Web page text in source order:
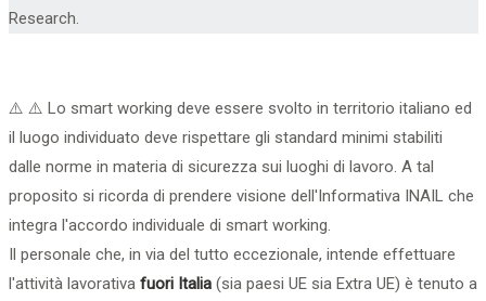
Research.
⚠️ ⚠️ Lo smart working deve essere svolto in territorio italiano ed
il luogo individuato deve rispettare gli standard minimi stabiliti
dalle norme in materia di sicurezza sui luoghi di lavoro. A tal
proposito si ricorda di prendere visione dell'Informativa INAIL che
integra l'accordo individuale di smart working.
Il personale che, in via del tutto eccezionale, intende effettuare
l'attività lavorativa fuori Italia(sia paesi UE sia Extra UE) è tenuto a